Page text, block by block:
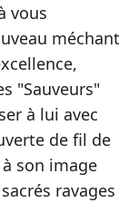
vous
méchant
"Sauveurs"
à lui avec
de fil de
son image
ravages